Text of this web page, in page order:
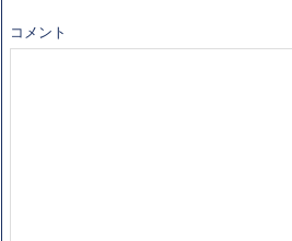
コメント